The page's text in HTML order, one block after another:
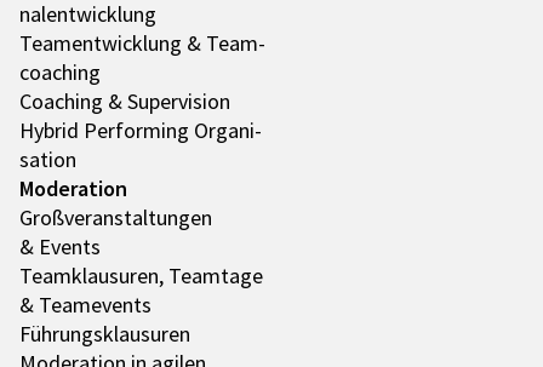
nal­ent­wick­lung
Team­ent­wick­lung & Team­
coa­ching
Coaching & Super­vi­sion
Hybrid Performing Orga­ni­
sa­tion
Mode­ra­tion
Groß­ver­an­stal­tun­gen
& Events
Team­klau­su­ren, Team­tage
& Team­e­vents
Führungs­klau­su­ren